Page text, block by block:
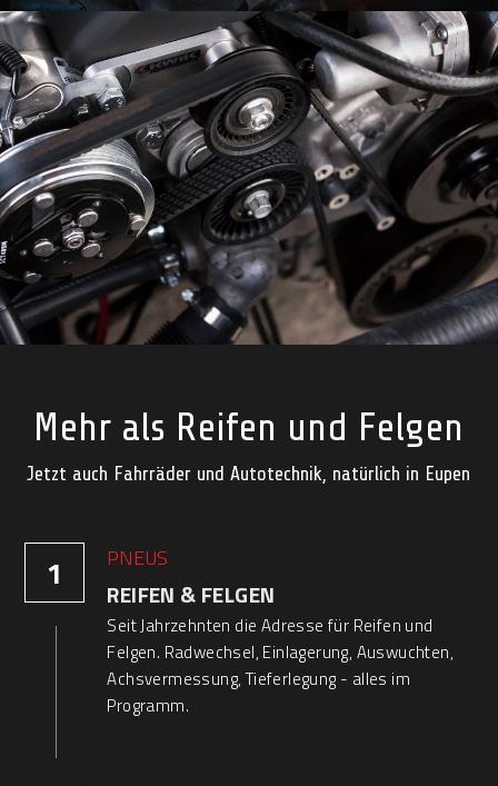
Mehr als Reifen und Felgen
Jetzt auch Fahrräder und Autotechnik, natürlich in Eupen
1 PNEUS
REIFEN & FELGEN
Seit Jahrzehnten die Adresse für Reifen und
Felgen. Radwechsel, Einlagerung, Auswuchten,
Achsvermessung, Tieferlegung - alles im
Programm.